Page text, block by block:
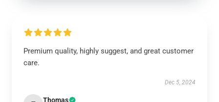
Premium quality, highly suggest, and great customer
care.
Dec 5, 2024
Thomas